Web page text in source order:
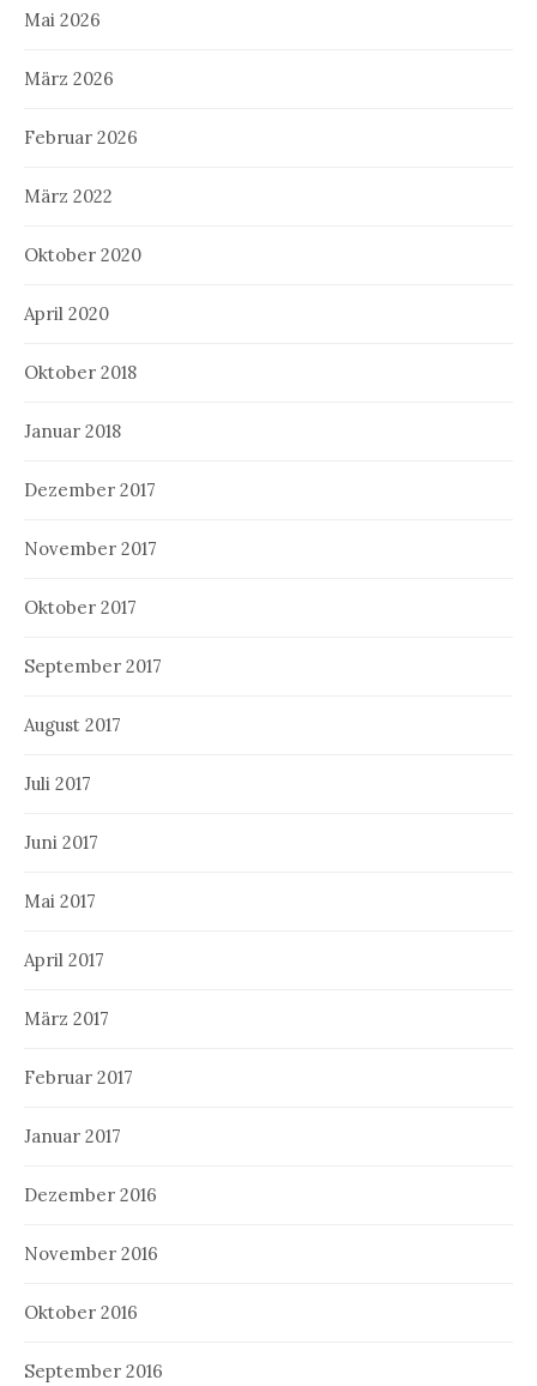
Mai 2026
März 2026
Februar 2026
März 2022
Oktober 2020
April 2020
Oktober 2018
Januar 2018
Dezember 2017
November 2017
Oktober 2017
September 2017
August 2017
Juli 2017
Juni 2017
Mai 2017
April 2017
März 2017
Februar 2017
Januar 2017
Dezember 2016
November 2016
Oktober 2016
September 2016